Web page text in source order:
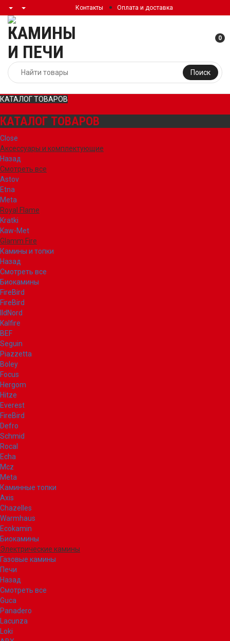
Контакты Оплата и доставка
Поиск
0
КАТАЛОГ ТОВАРОВ
КАТАЛОГ ТОВАРОВ
Close
Аксессуары и комплектующие
Назад
Смотреть все
Astov
Etna
Meta
Royal Flame
Kratki
Kaw-Met
Glamm Fire
Камины и топки
Назад
Смотреть все
Биокамины
FireBird
FireBird
IldNord
Kalfire
BEF
Seguin
Piazzetta
Boley
Focus
Hergom
Hitze
Everest
FireBird
Defro
Schmid
Rocal
Echa
Mcz
Meta
Каминные топки
Axis
Chazelles
Warmhaus
Ecokamin
Биокамины
Электрические камины
Газовые камины
Печи
Назад
Смотреть все
Guca
Panadero
Lacunza
Loki